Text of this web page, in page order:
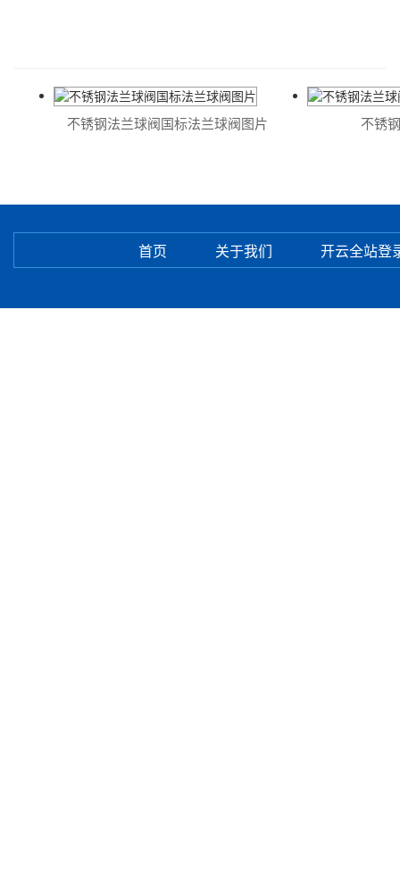
不锈钢法兰球阀国标法兰球阀图片 不锈钢
首页 关于我们 开云全站登